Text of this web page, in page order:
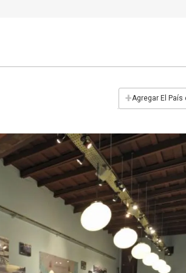
+Agregar El País